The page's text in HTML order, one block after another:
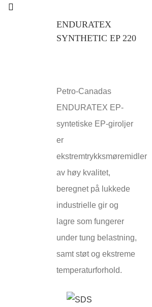
ENDURATEX
SYNTHETIC EP 220
Petro-Canadas
ENDURATEX EP-
syntetiske EP-giroljer
er
ekstremtrykksmøremidler
av høy kvalitet,
beregnet på lukkede
industrielle gir og
lagre som fungerer
under tung belastning,
samt støt og ekstreme
temperaturforhold.